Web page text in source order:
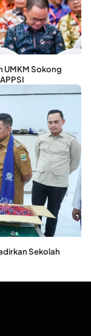
UMKM Sokong
Sekolah